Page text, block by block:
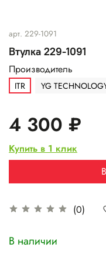
арт. 229-1091
Втулка 229-1091
(0)
В наличии
Производитель
ITR YG
4 300 ₽
Купить в 1 клик